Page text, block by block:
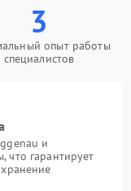
3
опыт работы
специалистов
и
гарантирует